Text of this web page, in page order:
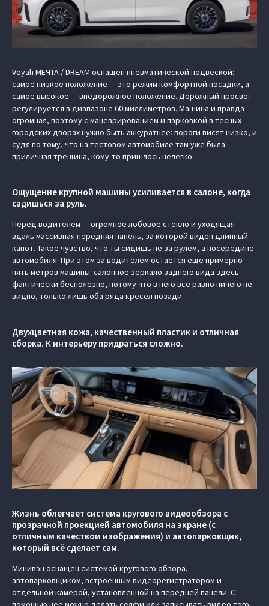
Voyah МЕЧТА / DREAM оснащен пневматической подвеской:
самое низкое положение — это режим комфортной посадки, а
самое высокое — внедорожное положение. Дорожный просвет
регулируется в диапазоне 60 миллиметров. Машина и правда
огромная, поэтому с маневрированием и парковкой в тесных
городских дворах нужно быть аккуратнее: пороги висят низко, и
судя по тому, что на тестовом автомобиле там уже была
приличная трещина, кому-то пришлось нелегко.
Ощущение крупной машины усиливается в салоне, когда
садишься за руль.
Перед водителем — огромное лобовое стекло и уходящая
вдаль массивная передняя панель, за которой виден длинный
капот. Такое чувство, что ты сидишь не за рулем, а посередине
автомобиля. При этом за водителем остается еще примерно
пять метров машины: салонное зеркало заднего вида здесь
фактически бесполезно, потому что в него все равно ничего не
видно, только лишь оба ряда кресел позади.
Двухцветная кожа, качественный пластик и отличная
сборка. К интерьеру придраться сложно.
Жизнь облегчает система кругового видеообзора с
прозрачной проекцией автомобиля на экране (c
отличным качеством изображения) и автопарковщик,
который всё сделает сам.
Минивэн оснащен системой кругового обзора,
автопарковщиком, встроенным видеорегистратором и
отдельной камерой, установленной на передней панели. С